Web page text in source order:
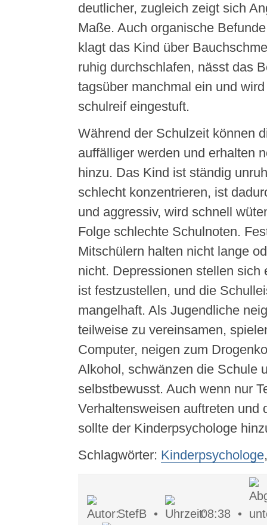
deutlicher, zugleich zeigt sich
Maße. Auch organische
klagt das Kind über
ruhig durchschlafen, nässt das
tagsüber manchmal ein und
schulreif eingestuft.
Während der Schulzeit können
auffälliger werden und erhalten
hinzu. Das Kind ist ständig
schlecht konzentrieren, ist
und aggressiv, wird schnell
Folge schlechte Schulnoten.
Mitschülern halten nicht lange
nicht. Depressionen stellen sich
ist festzustellen, und die
mangelhaft. Als Jugendliche
teilweise zu vereinsamen,
Computer, neigen zum
Alkohol, schwänzen die Schule
selbstbewusst. Auch wenn nur
Verhaltensweisen auftreten und
sollte der Kinderpsychologe
Schlagwörter: Kinderpsychologe
StefB • 08:38 •